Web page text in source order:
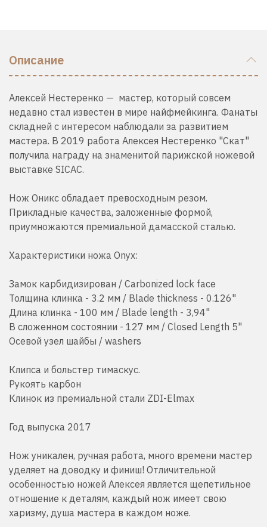
Описание
Алексей Нестеренко — мастер, который совсем
недавно стал известен в мире найфмейкинга. Фанаты
складней с интересом наблюдали за развитием
мастера. В 2019 работа Алексея Нестеренко "Скат"
получила награду на знаменитой парижской ножевой
выставке SICAC.
Нож Оникс обладает превосходным резом.
Прикладные качества, заложенные формой,
приумножаются премиальной дамасской сталью.
Характеристики ножа Onyx:
Замок карбидизирован / Carbonized lock face
Толщина клинка - 3.2 мм / Blade thickness - 0.126"
Длина клинка - 100 мм / Blade length - 3,94"
В сложенном состоянии - 127 мм / Closed Length 5"
Осевой узел шайбы / washers
Клипса и больстер тимаскус.
Рукоять карбон
Клинок из премиальной стали ZDI-Elmax
Год выпуска 2017
Нож уникален, ручная работа, много времени мастер
уделяет на доводку и финиш! Отличительной
особенностью ножей Алексея является щепетильное
отношение к деталям, каждый нож имеет свою
харизму, душа мастера в каждом ноже.